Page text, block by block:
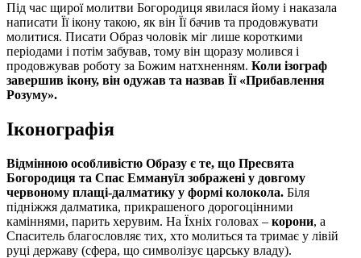
Під час щирої молитви Богородиця явилася йому і наказала
написати Її ікону такою, як він Її бачив та продовжувати
молитися. Писати Образ чоловік міг лише короткими
періодами і потім забував, тому він щоразу молився і
продовжував роботу за Божим натхненням. Коли ізограф
завершив ікону, він одужав та назвав Її «Прибавлення
Розуму».
Іконографія
Відмінною особливістю Образу є те, що Пресвята
Богородиця та Спас Еммануїл зображені у довгому
червоному плащі-далматику у формі колокола. Біля
підніжжя далматика, прикрашеного дорогоцінними
каміннями, парить херувим. На Їхніх головах – корони, а
Спаситель благословляє тих, хто молиться та тримає у лівій
руці державу (сфера, що символізує царську владу).